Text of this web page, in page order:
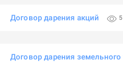
Договор дарения акций
Договор дарения